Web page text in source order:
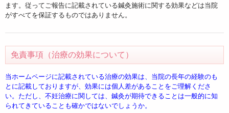
ます。従ってご報告に記載されている鍼灸施術に関する効果などは当院
がすべてを保証するものではありません。
免責事項（治療の効果について）
当ホームページに記載されている治療の効果は、当院の長年の経験のも
とに記載しておりますが、効果には個人差があることをご理解くださ
い。ただし、不妊治療に関しては、鍼灸が期待できることは一般的に知
られてきていることも確かではないでしょうか。